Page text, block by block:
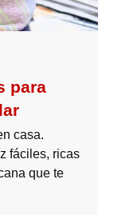
para
casa.
fáciles, ricas
que te